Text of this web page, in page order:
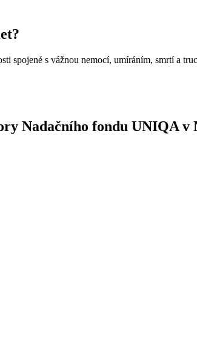
spojené s vážnou nemocí, umíráním, smrtí a
Nadačního fondu UNIQA v